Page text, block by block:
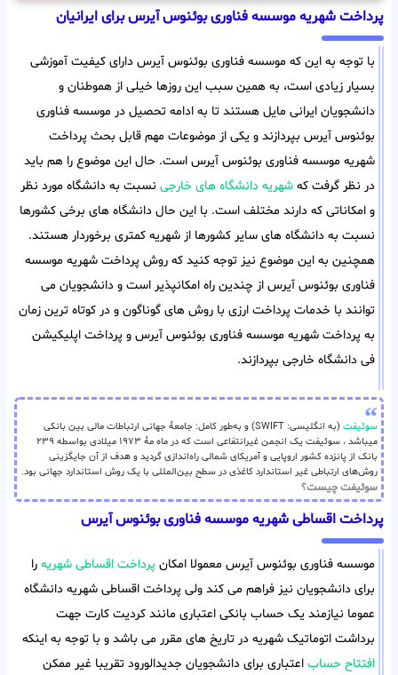
پرداخت شهریه موسسه فناوری بوئنوس آیرس برای ایرانیان
با توجه به این که موسسه فناوری بوئنوس آیرس دارای کیفیت آموزشی
بسیار زیادی است، به همین سبب این روزها خیلی از هموطنان و
دانشجویان ایرانی مایل هستند تا به ادامه تحصیل در موسسه فناوری
بوئنوس آیرس بپردازند و یکی از موضوعات مهم قابل بحث پرداخت
شهریه موسسه فناوری بوئنوس آیرس است. حال این موضوع را هم باید
در نظر گرفت که شهریه دانشگاه های خارجی نسبت به دانشگاه مورد نظر
و امکاناتی که دارند مختلف است. با این حال دانشگاه های برخی کشورها
نسبت به دانشگاه های سایر کشورها از شهریه کمتری برخوردار هستند.
همچنین به این موضوع نیز توجه کنید که روش پرداخت شهریه موسسه
فناوری بوئنوس آیرس از چندین راه امکانپذیر است و دانشجویان می
توانند با خدمات پرداخت ارزی با روش های گوناگون و در کوتاه ترین زمان
به پرداخت شهریه موسسه فناوری بوئنوس آیرس و پرداخت اپلیکیشن
فی دانشگاه خارجی بپردازند.
سوئیفت
(به انگلیسی: SWIFT) و به‌طور کامل: جامعهٔ جهانی ارتباطات مالی بین بانکی
میباشد ، سوئیفت یک انجمن غیرانتفاعی است که در ماه مهٔ ۱۹۷۳ میلادی بواسطه ۲۳۹
بانک از پانزده کشور اروپایی و آمریکای شمالی راه‌اندازی گردید و هدف از آن جایگزینی
روش‌های ارتباطی غیر استاندارد کاغذی در سطح بین‌المللی با یک روش استاندارد جهانی بود.
سوئیفت چیست؟
پرداخت اقساطی شهریه موسسه فناوری بوئنوس آیرس
موسسه فناوری بوئنوس آیرس معمولا امکان پرداخت اقساطی شهریه را
برای دانشجویان نیز فراهم می کند ولی پرداخت اقساطی شهریه دانشگاه
عموما نیازمند یک حساب بانکی اعتباری مانند کردیت کارت جهت
برداشت اتوماتیک شهریه در تاریخ های مقرر می باشد و با توجه به اینکه
افتتاح حساب اعتباری برای دانشجویان جدیدالورود تقریبا غیر ممکن